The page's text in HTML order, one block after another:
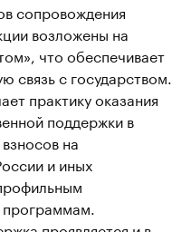
сопровождения
возложены на
что обеспечивает
связь с государством.
практику оказания
поддержки в
на
и иных